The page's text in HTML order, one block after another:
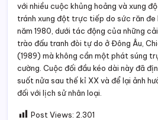
với nhiều cuộc khủng hoảng và xung
tránh xung đột trực tiếp do sức răn đe
năm 1980, dưới tác động của những
trào đấu tranh đòi tự do ở Đông Âu,
(1989) mà không cần một phát súng
cường. Cuộc đối đầu kéo dài này đã
suốt nửa sau thế kỉ XX và để lại ảnh
đối với lịch sử nhân loại.
Post Views: 2.301